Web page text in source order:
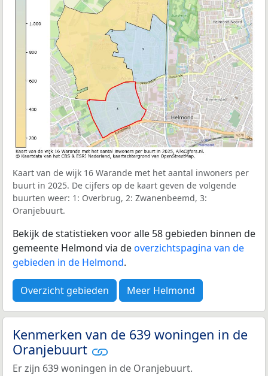
Kaart van de wijk 16 Warande met het aantal inwoners per
buurt in 2025. De cijfers op de kaart geven de volgende
buurten weer: 1: Overbrug, 2: Zwanenbeemd, 3:
Oranjebuurt.
Bekijk de statistieken voor alle 58 gebieden binnen de
gemeente Helmond via deoverzichtspagina van de
gebieden in de Helmond.
Overzicht gebieden Meer Helmond
Kenmerken van de 639 woningen in de
Oranjebuurt
Er zijn 639 woningen in de Oranjebuurt.